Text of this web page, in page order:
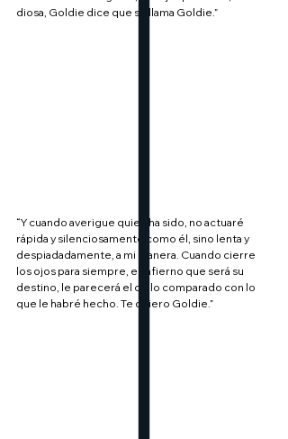
diosa, Goldie dice que se llama Goldie.”
“Y cuando averigue quien ha sido, no actuaré
rápida y silenciosamente como él, sino lenta y
despiadadamente, a mi manera. Cuando cierre
los ojos para siempre, el infierno que será su
destino, le parecerá el cielo comparado con lo
que le habré hecho. Te quiero Goldie.”